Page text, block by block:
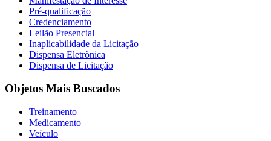
Pré-qualificação
Credenciamento
Leilão Presencial
Inaplicabilidade da Licitação
Dispensa Eletrônica
Dispensa de Licitação
Objetos Mais Buscados
Treinamento
Medicamento
Veículo